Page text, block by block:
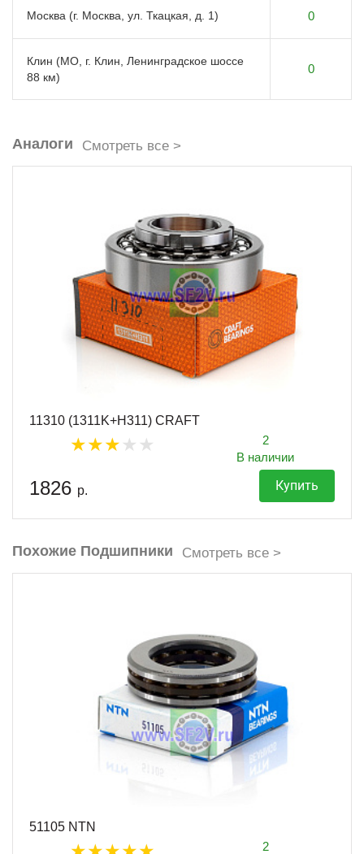
Москва (г. Москва, ул. Ткацкая, д. 1) 0
Клин (МО, г. Клин, Ленинградское шоссе
88 км)
0
Аналоги Смотреть все >
11310 (1311K+H311) CRAFT
2
В наличии
1826 р. Купить
Похожие Подшипники Смотреть все >
51105 NTN
2